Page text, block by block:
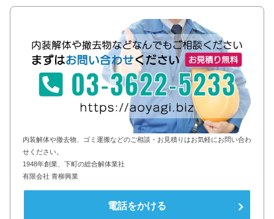
内装解体や撤去物、ゴミ運搬などのご相談・お見積りはお気軽にお問い合わ
せください。
1948年創業、下町の総合解体業社
有限会社 青柳興業
電話をかける